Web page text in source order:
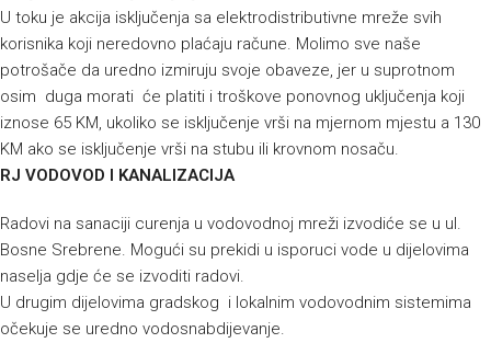
U toku je akcija isključenja sa elektrodistributivne mreže svih
korisnika koji neredovno plaćaju račune. Molimo sve naše
potrošače da uredno izmiruju svoje obaveze, jer u suprotnom
osim duga morati će platiti i troškove ponovnog uključenja koji
iznose 65 KM, ukoliko se isključenje vrši na mjernom mjestu a 130
KM ako se isključenje vrši na stubu ili krovnom nosaču.
RJ VODOVOD I KANALIZACIJA
Radovi na sanaciji curenja u vodovodnoj mreži izvodiće se u ul.
Bosne Srebrene. Mogući su prekidi u isporuci vode u dijelovima
naselja gdje će se izvoditi radovi.
U drugim dijelovima gradskog i lokalnim vodovodnim sistemima
očekuje se uredno vodosnabdijevanje.